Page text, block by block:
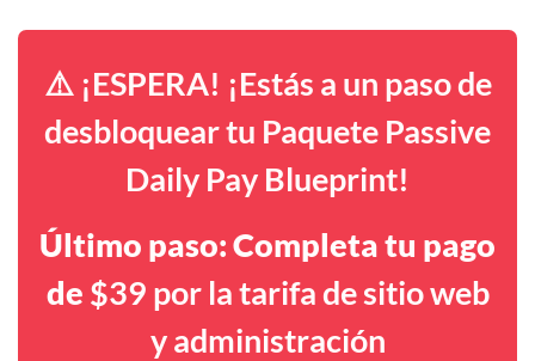
⚠️ ¡ESPERA! ¡Estás a un paso de
desbloquear tu Paquete Passive
Daily Pay Blueprint!
Último paso: Completa tu pago
de $39 por la tarifa de sitio web
y administración